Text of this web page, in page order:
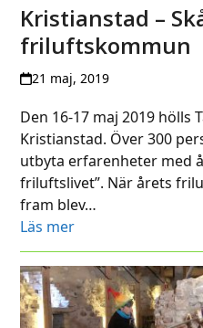
Kristianstad –
friluftskommun
21 maj, 2019
Den 16-17 maj 2019
Kristianstad. Över 300
utbyta erfarenheter med
friluftslivet”. När årets
fram blev…
Läs mer